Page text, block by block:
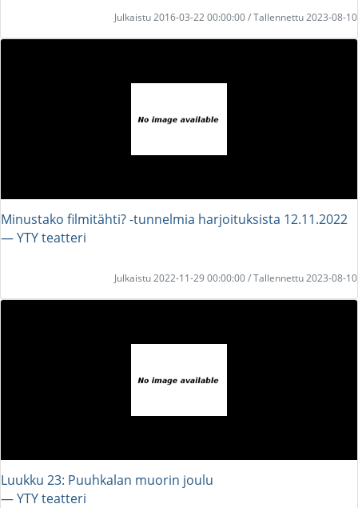
Julkaistu 2016-03-22 00:00:00 / Tallennettu 2023-08-10
Minustako filmitähti? -tunnelmia harjoituksista 12.11.2022
― YTY teatteri
Julkaistu 2022-11-29 00:00:00 / Tallennettu 2023-08-10
Luukku 23: Puuhkalan muorin joulu
― YTY teatteri